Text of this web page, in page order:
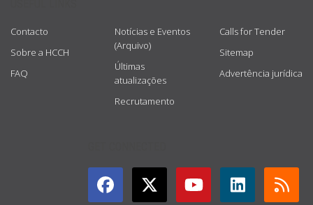
Contacto
Sobre a HCCH
FAQ
Notícias e Eventos
(Arquivo)
Últimas
atualizações
Recrutamento
Calls for Tender
Sitemap
Advertência jurídica